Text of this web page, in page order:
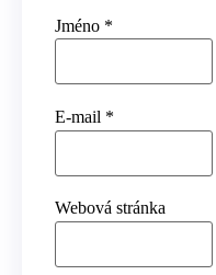
Jméno *
E-mail *
Webová stránka